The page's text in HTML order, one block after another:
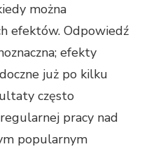
można
efektów. Odpowiedź
efekty
już po kilku
często
pracy nad
popularnym